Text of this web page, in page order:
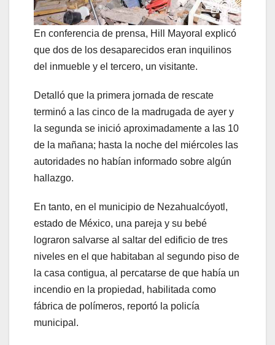
En conferencia de prensa, Hill Mayoral explicó
que dos de los desaparecidos eran inquilinos
del inmueble y el tercero, un visitante.
Detalló que la primera jornada de rescate
terminó a las cinco de la madrugada de ayer y
la segunda se inició aproximadamente a las 10
de la mañana; hasta la noche del miércoles las
autoridades no habían informado sobre algún
hallazgo.
En tanto, en el municipio de Nezahualcóyotl,
estado de México, una pareja y su bebé
lograron salvarse al saltar del edificio de tres
niveles en el que habitaban al segundo piso de
la casa contigua, al percatarse de que había un
incendio en la propiedad, habilitada como
fábrica de polímeros, reportó la policía
municipal.